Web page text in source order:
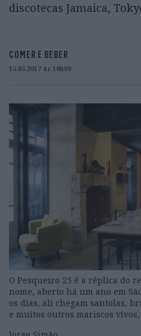
discotecas Jamaica,
COMER E BEBER
15.05.2017 às 10h09
O Pesqueiro 25 é a réplica do
nome, aberto há um ano em
os dias, ali chegam santolas,
e muitos outros mariscos